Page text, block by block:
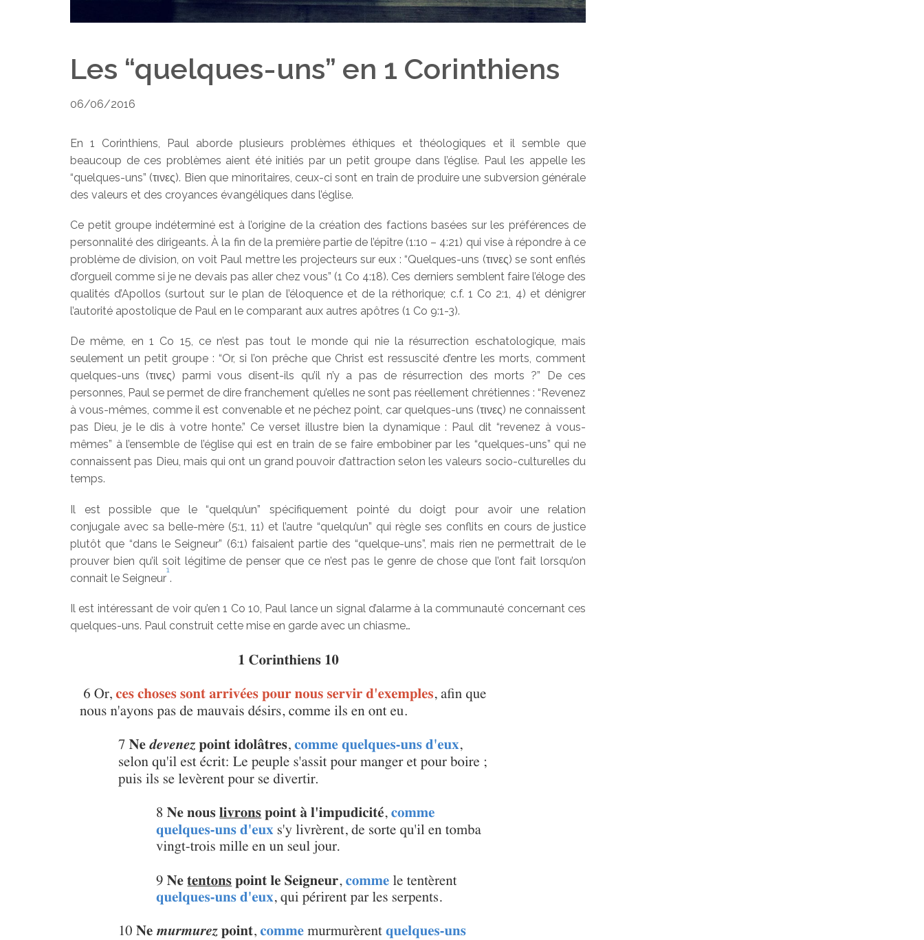
Les “quelques-uns” en 1 Corinthiens
06/06/2016
En 1 Corinthiens, Paul aborde plusieurs problèmes éthiques et théologiques et il semble que
beaucoup de ces problèmes aient été initiés par un petit groupe dans l’église. Paul les appelle les
“quelques-uns” (τινες). Bien que minoritaires, ceux-ci sont en train de produire une subversion générale
des valeurs et des croyances évangéliques dans l’église.
Ce petit groupe indéterminé est à l’origine de la création des factions basées sur les préférences de
personnalité des dirigeants. À la fin de la première partie de l’épître (1:10 – 4:21) qui vise à répondre à ce
problème de division, on voit Paul mettre les projecteurs sur eux : “Quelques-uns (τινες) se sont enflés
d’orgueil comme si je ne devais pas aller chez vous” (1 Co 4:18). Ces derniers semblent faire l’éloge des
qualités d’Apollos (surtout sur le plan de l’éloquence et de la réthorique; c.f. 1 Co 2:1, 4) et dénigrer
l’autorité apostolique de Paul en le comparant aux autres apôtres (1 Co 9:1-3).
De même, en 1 Co 15, ce n’est pas tout le monde qui nie la résurrection eschatologique, mais
seulement un petit groupe : “Or, si l’on prêche que Christ est ressuscité d’entre les morts, comment
quelques-uns (τινες) parmi vous disent-ils qu’il n’y a pas de résurrection des morts ?” De ces
personnes, Paul se permet de dire franchement qu’elles ne sont pas réellement chrétiennes : “Revenez
à vous-mêmes, comme il est convenable et ne péchez point, car quelques-uns (τινες) ne connaissent
pas Dieu, je le dis à votre honte.” Ce verset illustre bien la dynamique : Paul dit “revenez à vous-
mêmes” à l’ensemble de l’église qui est en train de se faire embobiner par les “quelques-uns” qui ne
connaissent pas Dieu, mais qui ont un grand pouvoir d’attraction selon les valeurs socio-culturelles du
temps.
Il est possible que le “quelqu’un” spécifiquement pointé du doigt pour avoir une relation
conjugale avec sa belle-mère (5:1, 11) et l’autre “quelqu’un” qui règle ses conflits en cours de justice
plutôt que “dans le Seigneur” (6:1) faisaient partie des “quelque-uns”, mais rien ne permettrait de le
prouver bien qu’il soit légitime de penser que ce n’est pas le genre de chose que l’ont fait lorsqu’on
connait le Seigneur
1
.
Il est intéressant de voir qu’en 1 Co 10, Paul lance un signal d’alarme à la communauté concernant ces
quelques-uns. Paul construit cette mise en garde avec un chiasme…